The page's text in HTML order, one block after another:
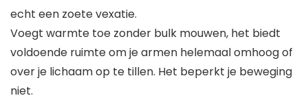
echt een zoete vexatie.
Voegt warmte toe zonder bulk mouwen, het biedt
voldoende ruimte om je armen helemaal omhoog of
over je lichaam op te tillen. Het beperkt je beweging
niet.